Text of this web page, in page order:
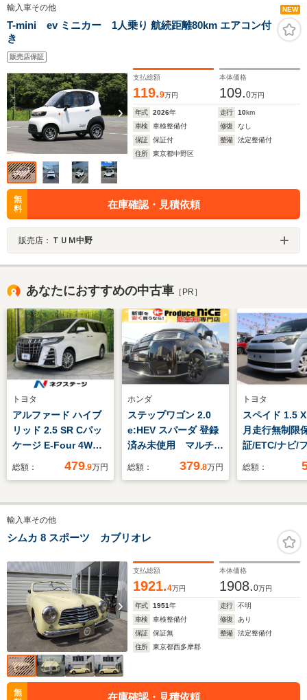
輸入車その他 NEW
T-mini ev ミニカー 1人乗り 航続距離80km エアコン付
き
販売店保証
支払総額
119.9万円
本体価格
109.0万円
年式 2026年 走行 10km
車検
車検整備付 修復
なし
保証
保証付 整備
法定整備付
住所
東京都中野区
無
料
在庫確認・見積依頼
販売店： ＴＵＭ中野
あなたにおすすめの中古車 ［PR］
トヨタ
アルファード ハイブ
リッド 2.5 SR Cパッ
ケージ E-Four 4WD
サンルーフ 純正12.1
ビ 全周囲カメラ
JBLサウンド セーフ
ティセンス 両側パワ
Bluetooth ドライブ
レコーダー
総額： 479.9万円
ホンダ
ステップワゴン 2.0
e:HEV スパーダ 登録
済み未使用 マルチビ
ューカメラ付き パワ
ヒーター オットマン
ライドドア ホンダセ
ライト バックカメラ
ハーフレザーシート
総額： 379.8万円
トヨタ
スペイド 1.5
月走行無制限
証/ETC/ナビ/
TV/バックカ
総額：
輸入車その他
シムカ 8 スポーツ カブリオレ
支払総額
1921.4万円
本体価格
1908.0万円
年式 1951年 走行
不明
車検
車検整備付 修復
あり
保証
保証無 整備
法定整備付
住所
東京都西多摩郡
無
在庫確認・見積依頼